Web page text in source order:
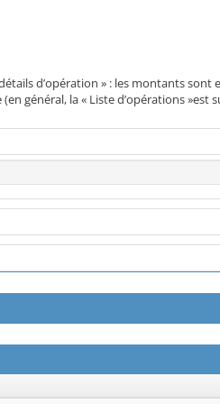
d’opération » : les montants sont
général, la « Liste d’opérations »est